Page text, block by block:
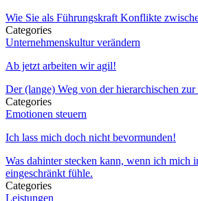
Wie Sie als Führungskraft Konflikte
Categories
Unternehmenskultur verändern
Ab jetzt arbeiten wir agil!
Der (lange) Weg von der hierarchischen
Categories
Emotionen steuern
Ich lass mich doch nicht bevormunden!
Was dahinter stecken kann, wenn ich mich
eingeschränkt fühle.
Categories
Leistungen